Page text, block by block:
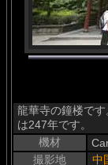
龍華寺の鐘楼で
は247年です。
機材
撮影地
中